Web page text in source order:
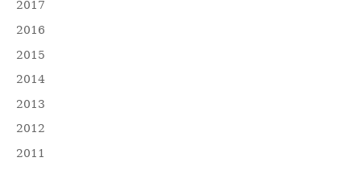
2017
2016
2015
2014
2013
2012
2011